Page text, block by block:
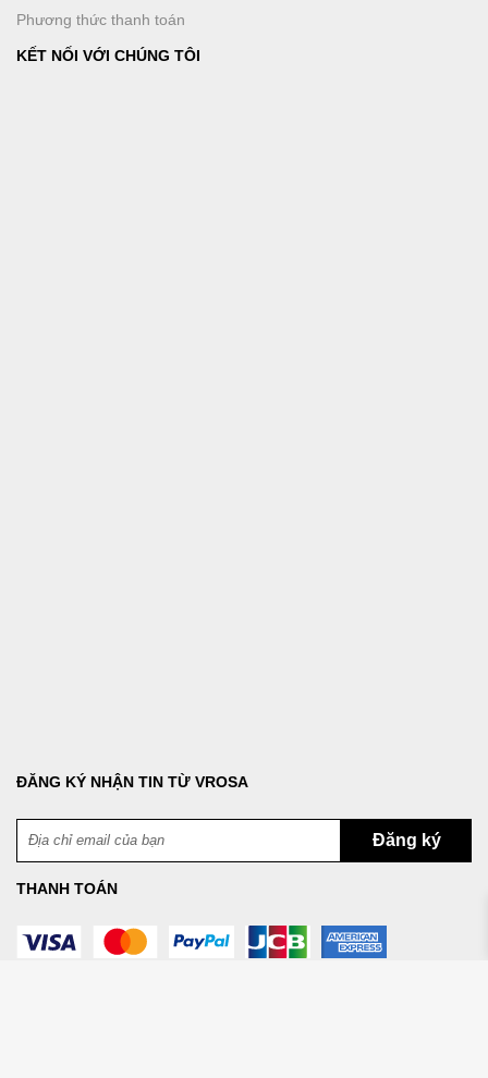
Phương thức thanh toán
KẾT NỐI VỚI CHÚNG TÔI
ĐĂNG KÝ NHẬN TIN TỪ VROSA
THANH TOÁN